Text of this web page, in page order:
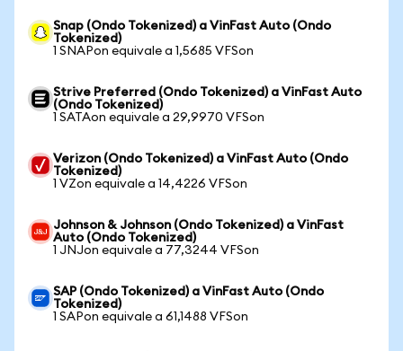
Snap (Ondo Tokenized) a VinFast Auto (Ondo
Tokenized)
1 SNAPon equivale a 1,5685 VFSon
Strive Preferred (Ondo Tokenized) a VinFast Auto
(Ondo Tokenized)
1 SATAon equivale a 29,9970 VFSon
Verizon (Ondo Tokenized) a VinFast Auto (Ondo
Tokenized)
1 VZon equivale a 14,4226 VFSon
Johnson & Johnson (Ondo Tokenized) a VinFast
Auto (Ondo Tokenized)
1 JNJon equivale a 77,3244 VFSon
SAP (Ondo Tokenized) a VinFast Auto (Ondo
Tokenized)
1 SAPon equivale a 61,1488 VFSon